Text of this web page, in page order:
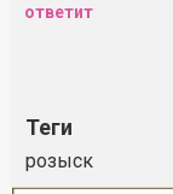
ответит
Теги
розыск